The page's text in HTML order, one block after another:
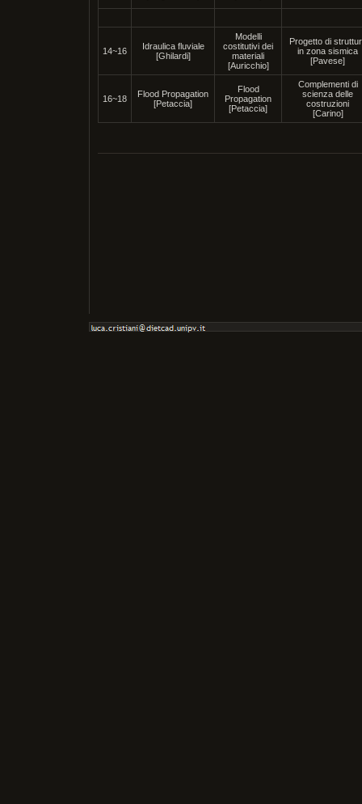
14~16
Idraulica fluviale
[Ghilardi]
Modelli
costitutivi dei
materiali
[Auricchio]
Progetto di
in zona sismica
[Pavese]
16~18
Flood Propagation
[Petaccia]
Flood
Propagation
[Petaccia]
Complementi di
scienza delle
costruzioni
[Carino]